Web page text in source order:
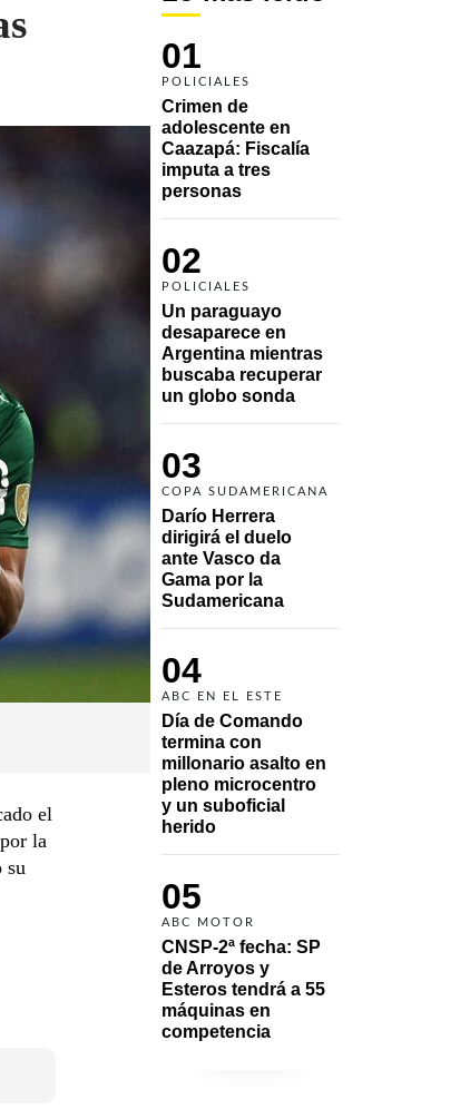
01
POLICIALES
Crimen de
adolescente en
Caazapá: Fiscalía
imputa a tres
personas
02
POLICIALES
Un paraguayo
desaparece en
Argentina mientras
buscaba recuperar
un globo sonda
03
COPA SUDAMERICANA
Darío Herrera
dirigirá el duelo
ante Vasco da
Gama por la
Sudamericana
04
ABC EN EL ESTE
Día de Comando
termina con
millonario asalto en
pleno microcentro
y un suboficial
herido
05
ABC MOTOR
CNSP-2ª fecha: SP
de Arroyos y
Esteros tendrá a 55
máquinas en
competencia
el
la
su